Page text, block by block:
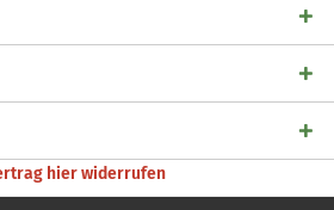
hier widerrufen